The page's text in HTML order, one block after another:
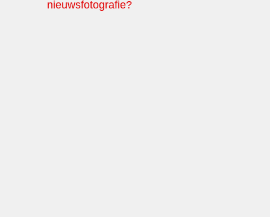
nieuwsfotografie?